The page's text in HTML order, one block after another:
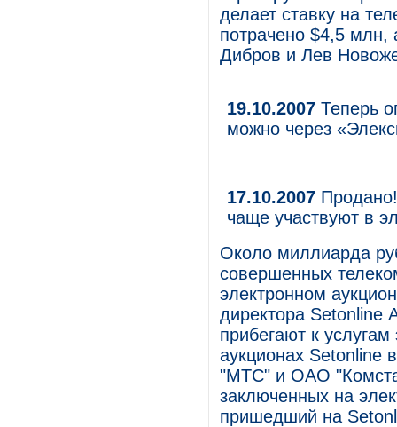
делает ставку на
потрачено $4,5 млн,
Дибров и Лев
19.10.2007 Теперь
можно через
17.10.2007
чаще участвуют в
Около миллиарда
совершенных
электронном
директора Setonline
прибегают к
аукционах
"МТС" и ОАО
заключенных на
пришедший на